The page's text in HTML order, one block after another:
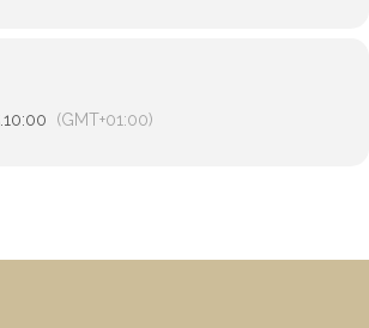
10:00 (GMT+01:00)